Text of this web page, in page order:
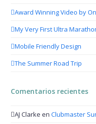
Award Winning Video by
My Very First Ultra
Mobile Friendly Design
The Summer Road Trip
Comentarios recientes
AJ Clarke enClubmaster